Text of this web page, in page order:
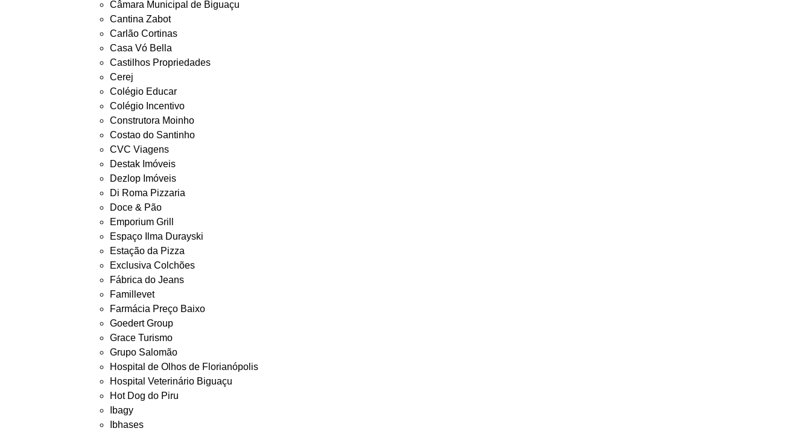
Câmara Municipal de Biguaçu
Cantina Zabot
Carlão Cortinas
Casa Vó Bella
Castilhos Propriedades
Cerej
Colégio Educar
Colégio Incentivo
Construtora Moinho
Costao do Santinho
CVC Viagens
Destak Imóveis
Dezlop Imóveis
Di Roma Pizzaria
Doce & Pão
Emporium Grill
Espaço Ilma Durayski
Estação da Pizza
Exclusiva Colchões
Fábrica do Jeans
Famillevet
Farmácia Preço Baixo
Goedert Group
Grace Turismo
Grupo Salomão
Hospital de Olhos de Florianópolis
Hospital Veterinário Biguaçu
Hot Dog do Piru
Ibagy
Ibhases